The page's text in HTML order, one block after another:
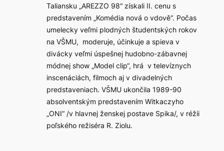
Taliansku „AREZZO 98“ získali II. cenu s
predstavením „Komédia nová o vdově“. Počas
umelecky veľmi plodných študentských rokov
na VŠMU, moderuje, účinkuje a spieva v
divácky veľmi úspešnej hudobno-zábavnej
módnej show „Model clip“, hrá v televíznych
inscenáciách, filmoch aj v divadelných
predstaveniach. VŠMU ukončila 1989-90
absolventským predstavením Witkaczyho
„ONI“ /v hlavnej ženskej postave Spika/, v réžii
poľského režiséra R. Ziolu.